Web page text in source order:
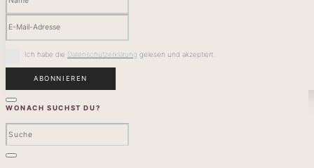
Ich habe die Datenschutzerklärung gelesen und akzeptiert.
WONACH SUCHST DU?